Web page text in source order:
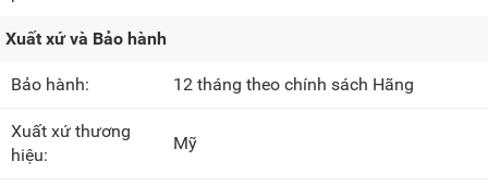
Xuất xứ và Bảo hành
Bảo hành: 12 tháng theo chính sách Hãng
Xuất xứ thương
hiệu:
Mỹ